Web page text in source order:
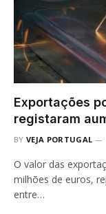
Exportações
registaram
BY VEJA PORTUGAL
O valor das
milhões de euros,
entre…